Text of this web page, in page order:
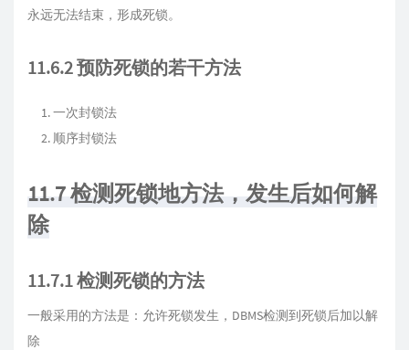
永远无法结束，形成死锁。
11.6.2 预防死锁的若干方法
一次封锁法
顺序封锁法
11.7 检测死锁地方法，发生后如何解
除
11.7.1 检测死锁的方法
一般采用的方法是：允许死锁发生，DBMS检测到死锁后加以解
除